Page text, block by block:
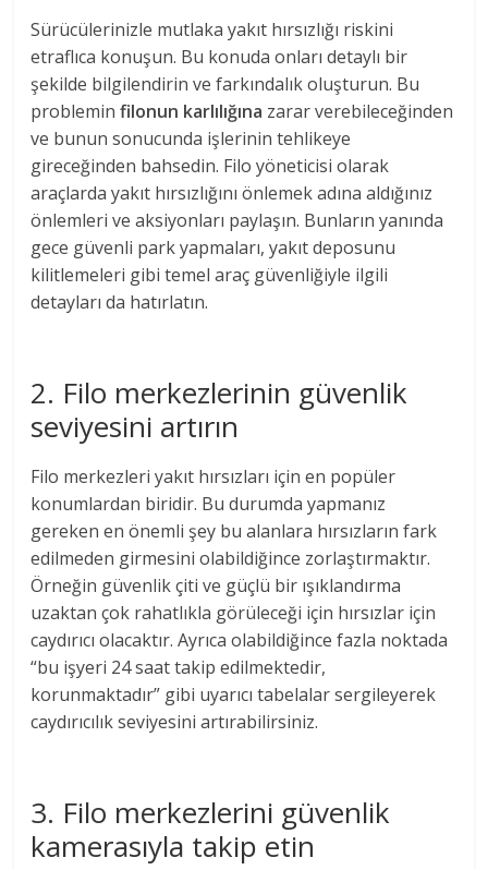
Sürücülerinizle mutlaka yakıt hırsızlığı riskini
etraflıca konuşun. Bu konuda onları detaylı bir
şekilde bilgilendirin ve farkındalık oluşturun. Bu
probleminfilonun karlılığına zarar verebileceğinden
ve bunun sonucunda işlerinin tehlikeye
gireceğinden bahsedin. Filo yöneticisi olarak
araçlarda yakıt hırsızlığını önlemek adına aldığınız
önlemleri ve aksiyonları paylaşın. Bunların yanında
gece güvenli park yapmaları, yakıt deposunu
kilitlemeleri gibi temel araç güvenliğiyle ilgili
detayları da hatırlatın.
2. Filo merkezlerinin güvenlik
seviyesini artırın
Filo merkezleri yakıt hırsızları için en popüler
konumlardan biridir. Bu durumda yapmanız
gereken en önemli şey bu alanlara hırsızların fark
edilmeden girmesini olabildiğince zorlaştırmaktır.
Örneğin güvenlik çiti ve güçlü bir ışıklandırma
uzaktan çok rahatlıkla görüleceği için hırsızlar için
caydırıcı olacaktır. Ayrıca olabildiğince fazla noktada
“bu işyeri 24 saat takip edilmektedir,
korunmaktadır” gibi uyarıcı tabelalar sergileyerek
caydırıcılık seviyesini artırabilirsiniz.
3. Filo merkezlerini güvenlik
kamerasıyla takip etin